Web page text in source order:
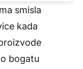
smisla
kada
bogatu